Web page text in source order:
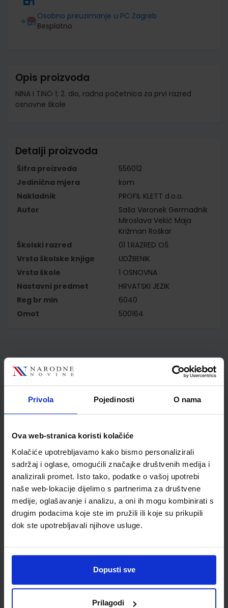
Privola Pojedinosti O nama
Ova web-stranica koristi kolačiće
Kolačiće upotrebljavamo kako bismo personalizirali
sadržaj i oglase, omogućili značajke društvenih medija i
analizirali promet. Isto tako, podatke o vašoj upotrebi
naše web-lokacije dijelimo s partnerima za društvene
medije, oglašavanje i analizu, a oni ih mogu kombinirati s
drugim podacima koje ste im pružili ili koje su prikupili
dok ste upotrebljavali njihove usluge.
Dopusti sve
Prilagodi
Osobno preuzimanje u PC Zagreb
Besplatno
Opis proizvoda
NINA I TINO 1; 2. dio, radna početnica za prvi razred
osnovne škole
Detalji proizvoda
Šifra proizvoda
556012
Jedinična mjera
kom
Nakladnik
PROFIL KLETT d.o.o.
Autor
Saša Veronek Germadnik
Miroslava Vekić Maja
Križman Roškar
Školski razred
01 1.RAZRED OŠ
Vrsta školske knjige
UDŽBENIK
Vrsta škole
1 OSNOVNA
Nastavni predmet
HRVATSKI JEZIK
Reg br min
6040
Omot
500164
Kupci najčešće biraju..
Omot PVC za školske
433x304; tip 164
0,85 €